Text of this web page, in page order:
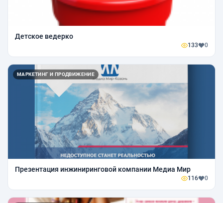
Детское ведерко
133 0
МАРКЕТИНГ И ПРОДВИЖЕНИЕ
Презентация инжиниринговой компании Медиа Мир
116 0